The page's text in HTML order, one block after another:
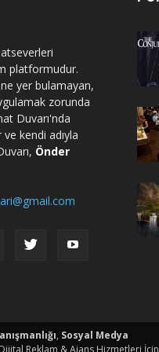
platformudur.
yer bulamayan,
zorunda
Duvarı'nda
kendi adıyla
Önder
, Sosyal Medya
Reklam & Ajans Hizmetleri İçin